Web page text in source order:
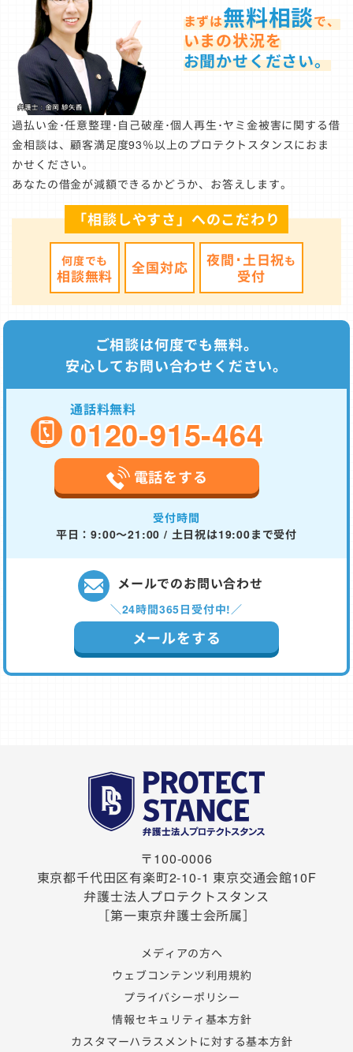
まずは無料相談で、
いまの状況を
お聞かせください。
過払い金･任意整理･自己破産･個人再生･ヤミ金被害に関する借
金相談は、顧客満足度93％以上のプロテクトスタンスにおま
かせください。
あなたの借金が減額できるかどうか、お答えします。
「相談しやすさ」へのこだわり
何度でも
相談無料 全国対応 夜間･土日祝も
受付
ご相談は何度でも無料。
安心してお問い合わせください。
通話料無料
0120-915-464
電話をする
受付時間
平日：9:00～21:00 / 土日祝は19:00まで受付
メールでのお問い合わせ
＼24時間365日受付中!／
メールをする
〒100-0006
東京都千代田区有楽町2-10-1 東京交通会館10F
弁護士法人プロテクトスタンス
［第一東京弁護士会所属］
メディアの方へ
ウェブコンテンツ利用規約
プライバシーポリシー
情報セキュリティ基本方針
カスタマーハラスメントに対する基本方針